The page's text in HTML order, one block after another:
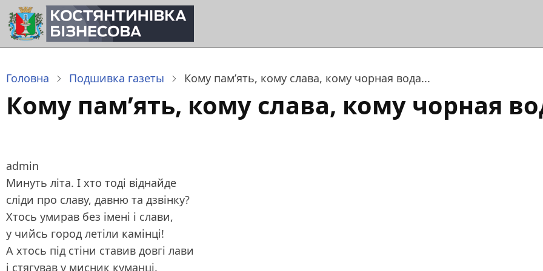
Перейти
до
основного
Головна Подшивка газеты Кому пам’ять, кому слава, кому чорная вода...
Кому пам’ять, кому слава, кому чорная
admin
Минуть літа. І хто тоді віднайде
сліди про славу, давню та дзвінку?
Хтось умирав без імені і слави,
у чийсь город летіли камінці!
А хтось під стіни ставив довгі лави
і стягував у мисник куманці.